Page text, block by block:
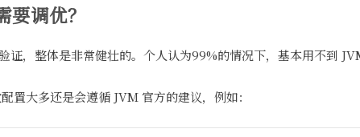
调优？
证，整体是非常健壮的。个人认为99%的情况下，基本用不到
置大多还是会遵循 JVM 官方的建议，例如：